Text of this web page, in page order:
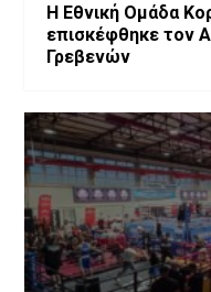
Η Εθνική Ομάδα
επισκέφθηκε τον
Γρεβενών